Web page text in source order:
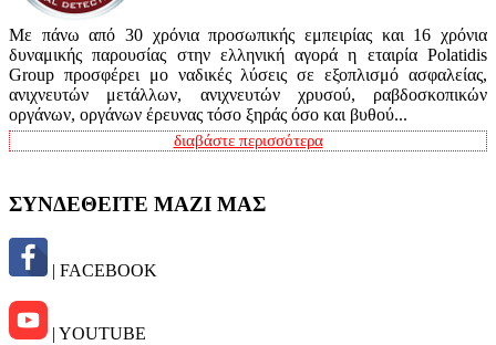
Με πάνω από 30 χρόνια προσωπικής εμπειρίας και 16 χρόνια
δυναμικής παρουσίας στην ελληνική αγορά η εταιρία Polatidis
Group προσφέρει μο ναδικές λύσεις σε εξοπλισμό ασφαλείας,
ανιχνευτών μετάλλων, ανιχνευτών χρυσού, ραβδοσκοπικών
οργάνων, οργάνων έρευνας τόσο ξηράς όσο και βυθού...
διαβάστε περισσότερα
ΣΥΝΔΕΘΕΙΤΕ ΜΑΖΙ ΜΑΣ
| FACEBOOK
| YOUTUBE